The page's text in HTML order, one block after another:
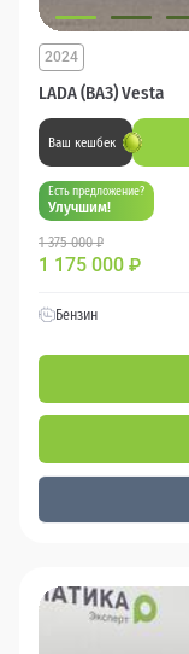
LADA (ВАЗ) Vesta
2024
Ваш кешбек
Есть предложение?
Улучшим!
1 375 000 ₽
1 175 000 ₽
Бензин